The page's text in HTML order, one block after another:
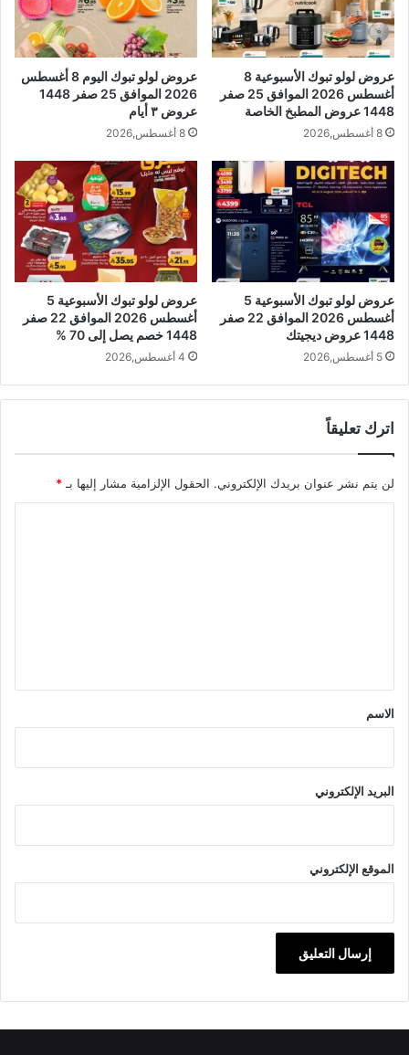
عروض لولو تبوك الأسبوعية 8
أغسطس 2026 الموافق 25 صفر
1448 عروض المطبخ الخاصة
8 أغسطس,2026
عروض لولو تبوك اليوم 8 أغسطس
2026 الموافق 25 صفر 1448
عروض ٣ أيام
8 أغسطس,2026
عروض لولو تبوك الأسبوعية 5
أغسطس 2026 الموافق 22 صفر
1448 عروض ديجيتك
5 أغسطس,2026
عروض لولو تبوك الأسبوعية 5
أغسطس 2026 الموافق 22 صفر
1448 خصم يصل إلى 70 %
4 أغسطس,2026
اترك تعليقاً
لن يتم نشر عنوان بريدك الإلكتروني. الحقول الإلزامية مشار إليها بـ *
*
الاسم
البريد الإلكتروني
الموقع الإلكتروني